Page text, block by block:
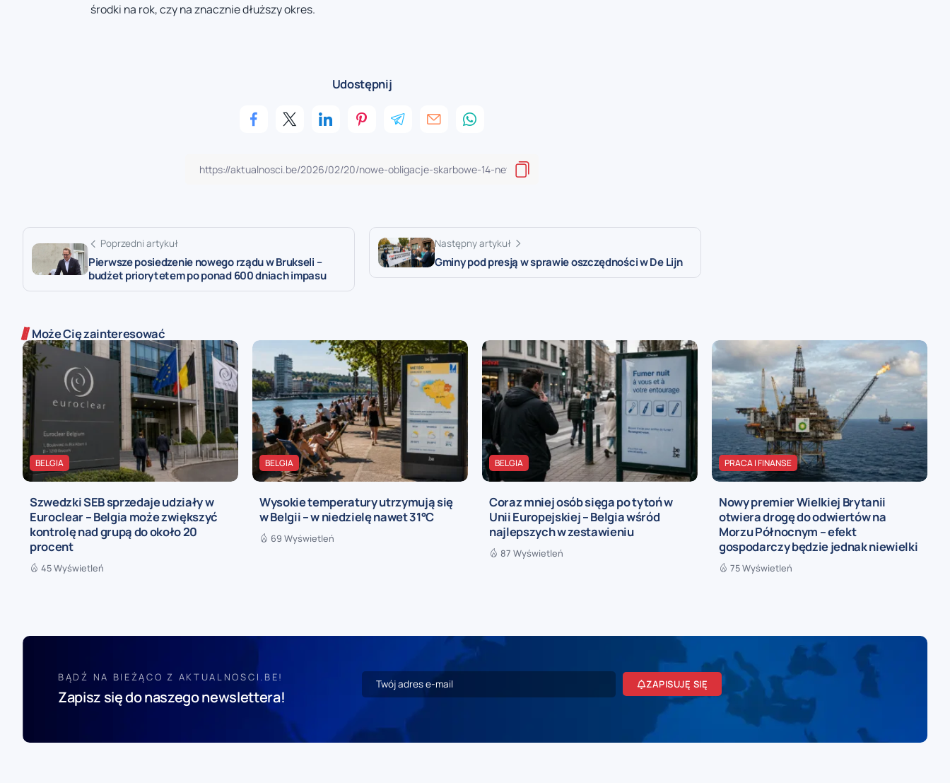
środki na rok, czy na znacznie dłuższy okres.
Udostępnij
Poprzedni artykuł
Pierwsze posiedzenie nowego rządu w Brukseli –
budżet priorytetem po ponad 600 dniach impasu
Następny artykuł
Gminy pod presją w sprawie oszczędności w De Lijn
Może Cię zainteresować
BELGIA
Szwedzki SEB sprzedaje udziały w
Euroclear – Belgia może zwiększyć
kontrolę nad grupą do około 20
procent
45 Wyświetleń
BELGIA
Wysokie temperatury utrzymują się
w Belgii – w niedzielę nawet 31°C
69 Wyświetleń
BELGIA
Coraz mniej osób sięga po tytoń w
Unii Europejskiej – Belgia wśród
najlepszych w zestawieniu
87 Wyświetleń
PRACA I FINANSE
Nowy premier Wielkiej Brytanii
otwiera drogę do odwiertów na
Morzu Północnym – efekt
gospodarczy będzie jednak niewielki
75 Wyświetleń
BĄDŹ NA BIEŻĄCO Z AKTUALNOSCI.BE!
Zapisz się do naszego newslettera!
ZAPISUJĘ SIĘ